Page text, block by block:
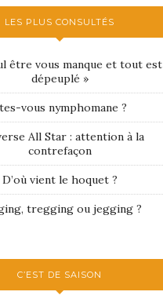
LES PLUS CONSULTÉS
être vous manque et tout est
dépeuplé »
vous nymphomane ?
All Star : attention à la
contrefaçon
D’où vient le hoquet ?
tregging ou jegging ?
C’EST DE SAISON